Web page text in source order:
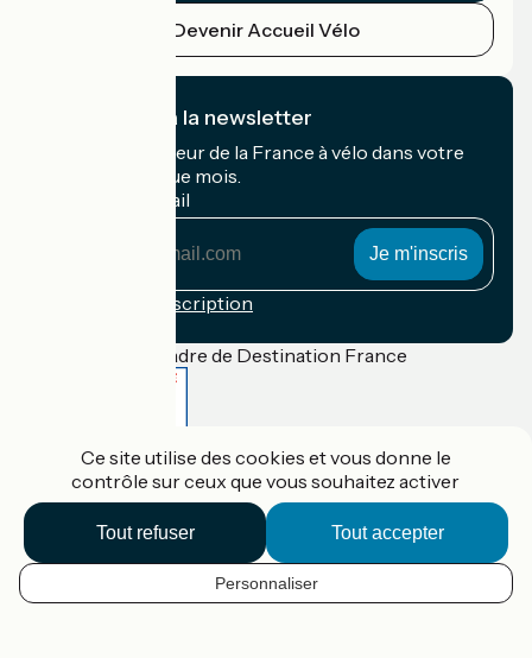
FR
Devenir Accueil Vélo
Je m'abonne à la newsletter
Recevez le meilleur de la France à vélo dans votre
boîte mail chaque mois.
Mon adresse mail
Conditions d'inscription
Financé dans le cadre de Destination France
Accueil Vélo Pro
Contact
Mentions légales
Confidentialité
Contact
Réalisation :
et France Vélo Tourisme
Ce site utilise des cookies et vous donne le
contrôle sur ceux que vous souhaitez activer
Tout accepter
Tout refuser
Personnaliser